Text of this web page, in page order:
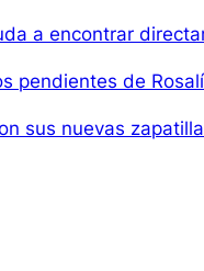
a encontrar
pendientes de
sus nuevas